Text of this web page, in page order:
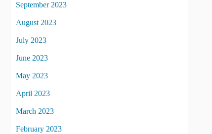
September 2023
August 2023
July 2023
June 2023
May 2023
April 2023
March 2023
February 2023